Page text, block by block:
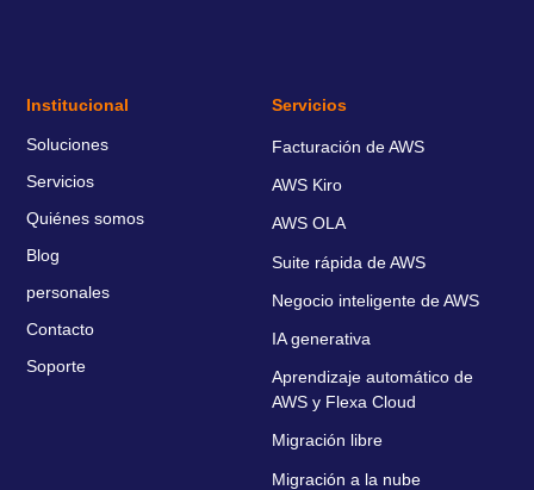
Institucional
Soluciones
Servicios
Quiénes somos
Blog
personales
Contacto
Soporte
Servicios
Facturación de AWS
AWS Kiro
AWS OLA
Suite rápida de AWS
Negocio inteligente de AWS
IA generativa
Aprendizaje automático de
AWS y Flexa Cloud
Migración libre
Migración a la nube